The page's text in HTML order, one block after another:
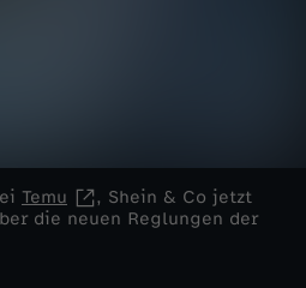
Temu
, Shein & Co jetzt
die neuen Reglungen der